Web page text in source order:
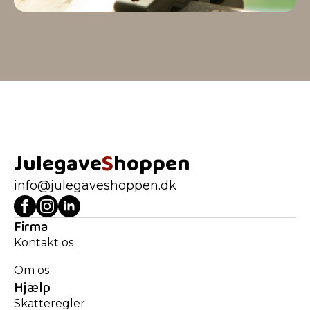
JulegaveShoppen
info@julegaveshoppen.dk
Firma
Kontakt os
Om os
Hjælp
Skatteregler